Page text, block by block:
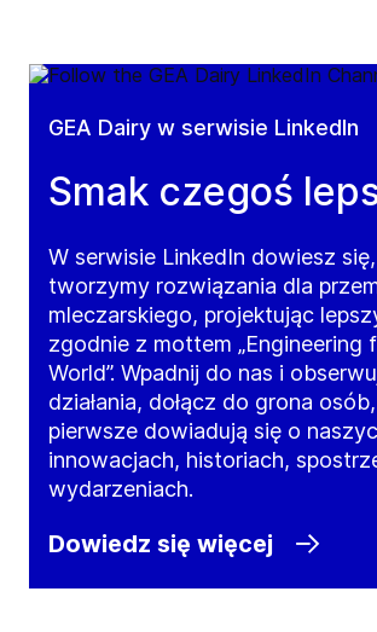
GEA Dairy w serwisie LinkedIn
Smak czegoś
W serwisie LinkedIn dowiesz
tworzymy rozwiązania dla
mleczarskiego, projektując
zgodnie z mottem „Engineering
World”. Wpadnij do nas i
działania, dołącz do grona
pierwsze dowiadują się o
innowacjach, historiach,
wydarzeniach.
Dowiedz się więcej